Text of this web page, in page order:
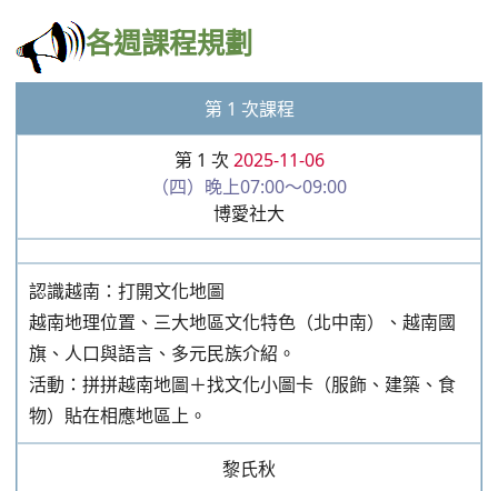
各週課程規劃
第 1 次課程
第 1 次 2025-11-06
（四）晚上07:00～09:00
博愛社大
認識越南：打開文化地圖
越南地理位置、三大地區文化特色（北中南）、越南國
旗、人口與語言、多元民族介紹。
活動：拼拼越南地圖＋找文化小圖卡（服飾、建築、食
物）貼在相應地區上。
黎氏秋